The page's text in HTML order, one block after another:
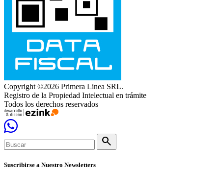
Copyright ©2026 Primera Linea SRL.
Registro de la Propiedad Intelectual en trámite
Todos los derechos reservados
search
Suscribirse a Nuestro Newsletters